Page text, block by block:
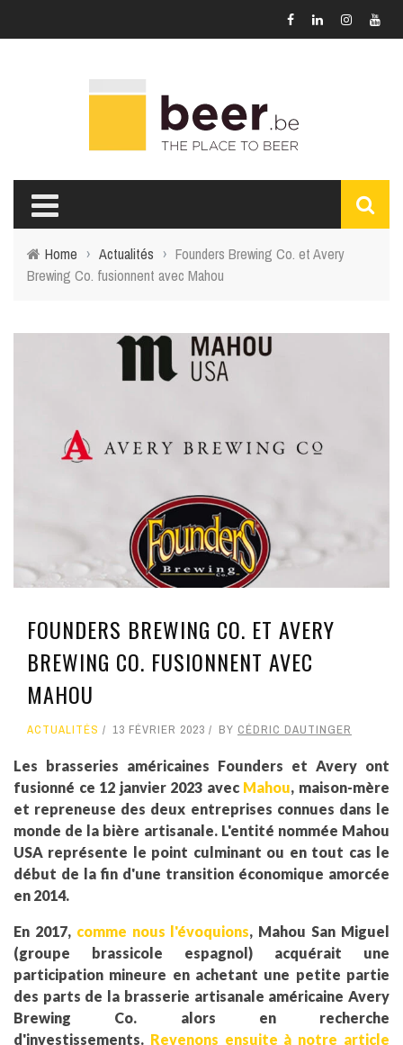
Home › Actualités › Founders Brewing Co. et Avery
Brewing Co. fusionnent avec Mahou
FOUNDERS BREWING CO. ET AVERY
BREWING CO. FUSIONNENT AVEC
MAHOU
ACTUALITÉS 13 FÉVRIER 2023 BY CÉDRIC DAUTINGER
Les brasseries américaines Founders et Avery ont
fusionné ce 12 janvier 2023 avec Mahou, maison-mère
et repreneuse des deux entreprises connues dans le
monde de la bière artisanale. L'entité nommée Mahou
USA représente le point culminant ou en tout cas le
début de la fin d'une transition économique amorcée
en 2014.
En 2017, comme nous l'évoquions, Mahou San Miguel
(groupe brassicole espagnol) acquérait une
participation mineure en achetant une petite partie
des parts de la brasserie artisanale américaine Avery
Brewing Co. alors en recherche
d'investissements. Revenons ensuite à notre article